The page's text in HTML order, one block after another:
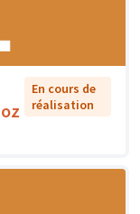
En cours de
réalisation